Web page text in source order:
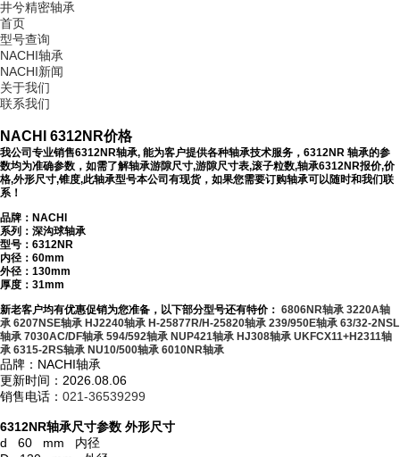
井兮精密轴承
首页
型号查询
NACHI轴承
NACHI新闻
关于我们
联系我们
NACHI 6312NR价格
我公司专业销售6312NR轴承, 能为客户提供各种轴承技术服务，6312NR 轴承的参
数均为准确参数，如需了解轴承游隙尺寸,游隙尺寸表,滚子粒数,轴承6312NR报价,价
格,外形尺寸,锥度,此轴承型号本公司有现货，如果您需要订购轴承可以随时和我们联
系！
品牌：NACHI
系列：深沟球轴承
型号： 6312NR
内径：60mm
外径：130mm
厚度：31mm
新老客户均有优惠促销为您准备，以下部分型号还有特价： 6806NR轴承 3220A轴
承 6207NSE轴承 HJ2240轴承 H-25877R/H-25820轴承 239/950E轴承 63/32-2NSL
轴承 7030AC/DF轴承 594/592轴承 NUP421轴承 HJ308轴承 UKFCX11+H2311轴
承 6315-2RS轴承 NU10/500轴承 6010NR轴承
品牌：NACHI轴承
更新时间：2026.08.06
销售电话： 021-36539299
6312NR轴承尺寸参数 外形尺寸
d 60 mm 内径